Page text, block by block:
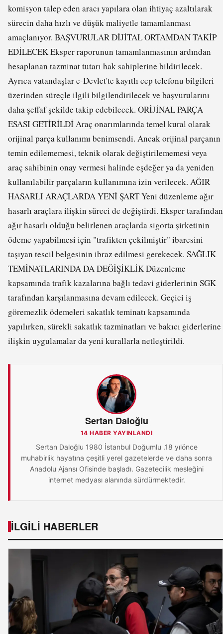
komisyon talep eden aracı yapılara olan ihtiyaç azaltılarak
sürecin daha hızlı ve düşük maliyetle tamamlanması
amaçlanıyor. BAŞVURULAR DİJİTAL ORTAMDAN TAKİP
EDİLECEK Eksper raporunun tamamlanmasının ardından
hesaplanan tazminat tutarı hak sahiplerine bildirilecek.
Ayrıca vatandaşlar e-Devlet'te kayıtlı cep telefonu bilgileri
üzerinden süreçle ilgili bilgilendirilecek ve başvurularını
daha şeffaf şekilde takip edebilecek. ORİJİNAL PARÇA
ESASI GETİRİLDİ Araç onarımlarında temel kural olarak
orijinal parça kullanımı benimsendi. Ancak orijinal parçanın
temin edilememesi, teknik olarak değiştirilememesi veya
araç sahibinin onay vermesi halinde eşdeğer ya da yeniden
kullanılabilir parçaların kullanımına izin verilecek. AĞIR
HASARLI ARAÇLARDA YENİ ŞART Yeni düzenleme ağır
hasarlı araçlara ilişkin süreci de değiştirdi. Eksper tarafından
ağır hasarlı olduğu belirlenen araçlarda sigorta şirketinin
ödeme yapabilmesi için "trafikten çekilmiştir" ibaresini
taşıyan tescil belgesinin ibraz edilmesi gerekecek. SAĞLIK
TEMİNATLARINDA DA DEĞİŞİKLİK Düzenleme
kapsamında trafik kazalarına bağlı tedavi giderlerinin SGK
tarafından karşılanmasına devam edilecek. Geçici iş
göremezlik ödemeleri sakatlık teminatı kapsamında
yapılırken, sürekli sakatlık tazminatları ve bakıcı giderlerine
ilişkin uygulamalar da yeni kurallarla netleştirildi.
Sertan Daloğlu
14 HABER YAYINLANDI
Sertan Daloğlu 1980 İstanbul Doğumlu .18 yılönce
muhabirlik hayatına çeşitli yerel gazetelerde ve daha sonra
Anadolu Ajansı Ofisinde başladı. Gazetecilik mesleğini
internet medyası alanında sürdürmektedir.
İLGILI HABERLER